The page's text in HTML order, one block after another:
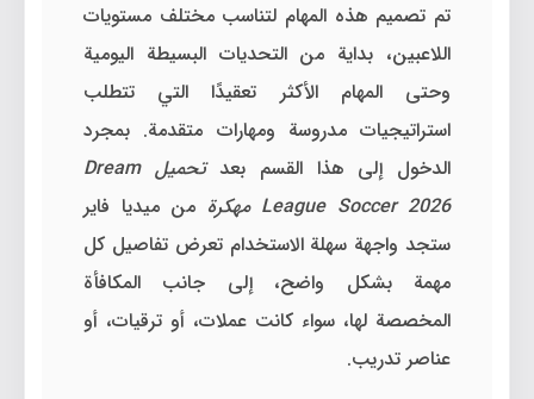
تم تصميم هذه المهام لتناسب مختلف مستويات
اللاعبين، بداية من التحديات البسيطة اليومية
وحتى المهام الأكثر تعقيدًا التي تتطلب
استراتيجيات مدروسة ومهارات متقدمة. بمجرد
الدخول إلى هذا القسم بعد
تحميل Dream
League Soccer 2026 مهكرة
من ميديا فاير
ستجد واجهة سهلة الاستخدام تعرض تفاصيل كل
مهمة بشكل واضح، إلى جانب المكافأة
المخصصة لها، سواء كانت عملات، أو ترقيات، أو
عناصر تدريب.